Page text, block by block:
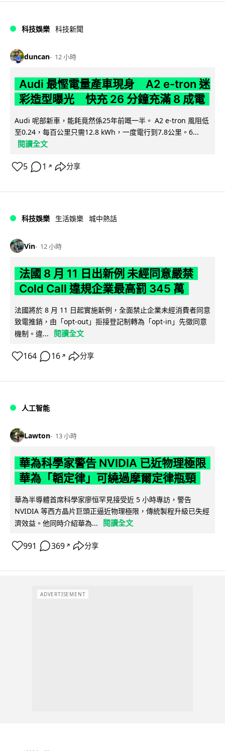
科技娛樂 科技新聞
duncan 12 小時
Audi 最慳電量產車現身 A2 e-tron 迷
彩造型曝光 快充 26 分鐘充滿 8 成電
Audi 呢部新車，能耗竟然係25年前嘅一半。 A2 e-tron 風阻低
至0.24，每百公里只需12.8 kWh，一度電行到7.8公里。6...
閱讀全文
5 1 ↗ 分享
科技娛樂 生活娛樂 城中熱話
Vin 12 小時
法國 8 月 11 日出新例 未經同意嚴禁
Cold Call 違規企業最高罰 345 萬
法國將於 8 月 11 日起實施新例，全面禁止企業未經消費者同意
致電推銷，由「opt-out」拒接登記制轉為「opt-in」先徵同意
機制。違...
閱讀全文
164 16 ↗ 分享
人工智能
Lawton 13 小時
華為科學家警告 NVIDIA 已近物理極限
華為「韜定律」可繞過摩爾定律瓶頸
華為半導體首席科學家廖恒罕見接受近 5 小時專訪，警告
NVIDIA 等西方晶片巨頭正逼近物理極限，傳統製程升級已失經
濟效益。他同時介紹華為...
閱讀全文
991 369 ↗ 分享
ADVERTISEMENT